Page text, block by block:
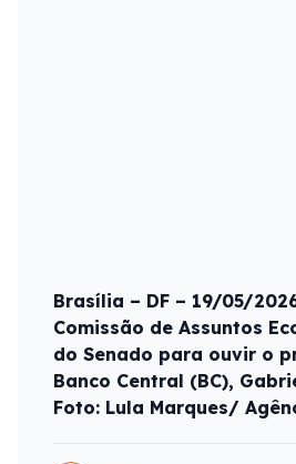
Brasília – DF – 19/05/
Comissão de Assuntos
do Senado para ouvir o
Banco Central (BC),
Foto: Lula Marques/